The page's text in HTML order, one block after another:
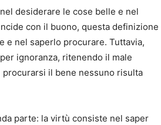
desiderare le cose belle e nel
con il buono, questa definizione
e nel saperlo procurare. Tuttavia,
ignoranza, ritenendo il male
il bene nessuno risulta
parte: la virtù consiste nel saper